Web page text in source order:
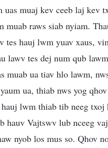
uas muaj kev ceeb laj kev
muab raws siab nyiam.
tes hauj lwm yuav xaus,
lawv tes dej num qub
muab ua tiav hlo lawm,
ua, thiab nws yog
lwm thiab tib neeg
hauv Vajtswv lub nceeg
nyob los mus so. Qhov